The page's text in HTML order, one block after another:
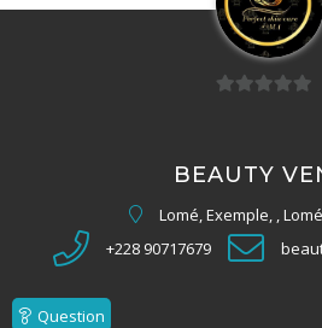
BEAUTY
Lomé, Exemple, ,
+228 90717679
Question